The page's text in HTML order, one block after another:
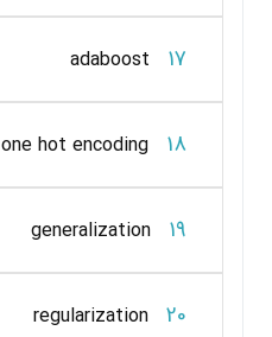
17
adaboost
18
one hot encoding
19
generalization
20
regularization